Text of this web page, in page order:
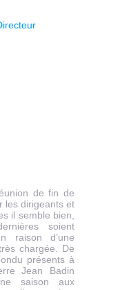
de fin de
les dirigeants et
il semble bien,
soient
raison d’une
chargée. De
présents à
Jean Badin
saison aux